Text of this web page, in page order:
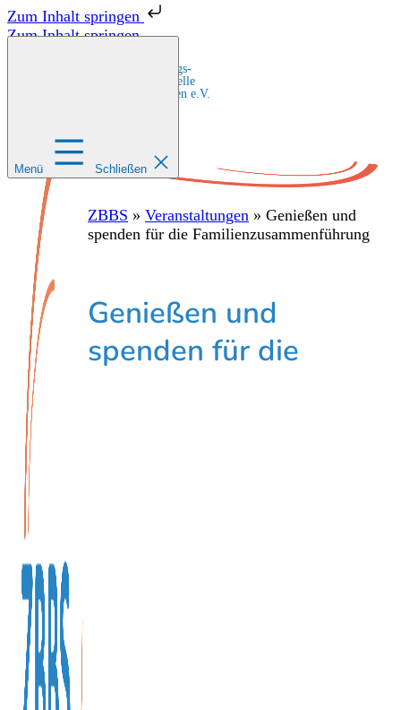
Zum Inhalt springen
Zum Inhalt springen
Zentrale Bildungs-
und Beratungsstelle
für Migrant:innen e.V.
Menü Schließen
ZBBS » Veranstaltungen » Genießen und
spenden für die Familienzusammenführung
Genießen und
spenden für die